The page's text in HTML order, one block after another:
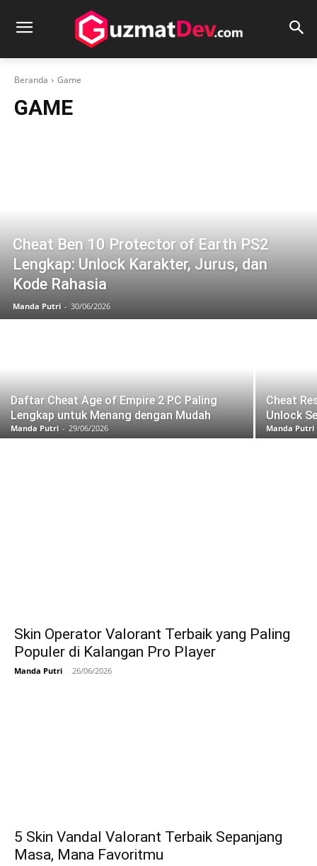
Beranda Game
GAME
Cheat Ben 10 Protector of Earth PS2
Lengkap: Unlock Karakter, Jurus, dan
Kode Rahasia
Manda Putri - 30/06/2026
Daftar Cheat Age of Empire 2 PC Paling
Lengkap untuk Menang dengan Mudah
Manda Putri - 29/06/2026
Cheat
Unlock
Manda Putri
Skin Operator Valorant Terbaik yang Paling
Populer di Kalangan Pro Player
Manda Putri - 26/06/2026
5 Skin Vandal Valorant Terbaik Sepanjang
Masa, Mana Favoritmu